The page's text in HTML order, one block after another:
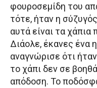
φουροσεμίδη του
τότε, ήταν η
αυτά είναι τα χάπια
Διάολε, έκανες ένα
αναγνώρισε ότι
το χάπι δεν σε
απόδοση. Το